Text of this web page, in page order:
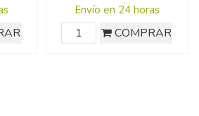
Envío en 24 horas
COMPRAR